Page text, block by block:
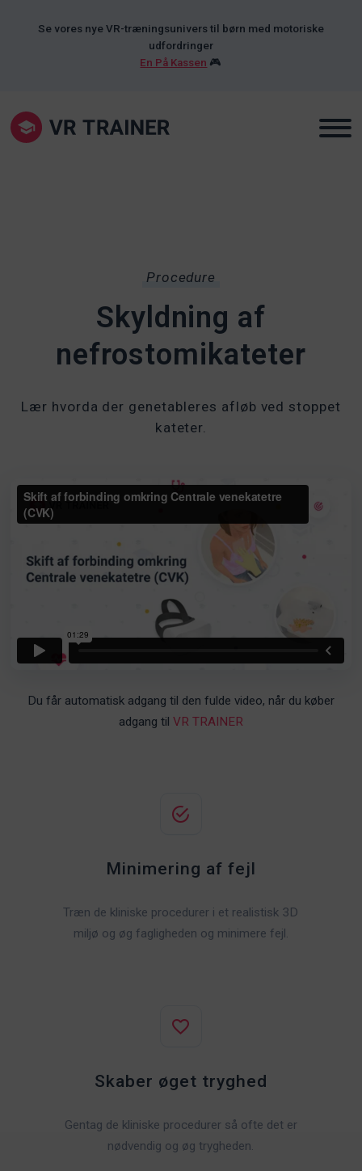
Se vores nye VR-træningsunivers til børn med motoriske
udfordringer
En På Kassen 🎮
Procedure
Skyldning af
nefrostomikateter
Lær hvorda der genetableres afløb ved stoppet
kateter.
Du får automatisk adgang til den fulde video, når du køber
adgang til VR TRAINER
Minimering af fejl
Træn de kliniske procedurer i et realistisk 3D
miljø og øg fagligheden og minimere fejl.
Skaber øget tryghed
Gentag de kliniske procedurer så ofte det er
nødvendig og øg trygheden.